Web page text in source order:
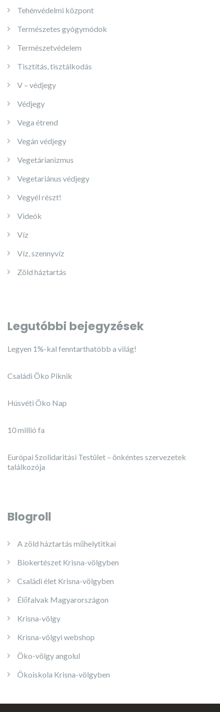
Tehénvédelmi központ
Természetes gyógymódok
Természetvédelem
Tisztítás, tisztálkodás
V – védjegy
Védjegy
Vega étrend
Vegán védjegy
Vegetárianizmus
Vegetariánus védjegy
Vegyél részt!
Videók
Víz
Víz, szennyvíz
Zöld háztartás
Legutóbbi bejegyzések
Legyen 1%-kal fenntarthatóbb a világ!
Családi Öko Piknik
Húsvéti Öko Nap
10 millió fa
Európai Szolidaritási Testület – önkéntes szervezetek
találkozója
Blogroll
A zöld háztartás műhelytitkai
Biokertészet Krisna-völgyben
Családi élet Krisna-völgyben
Élőfalvak Magyarországon
Krisna-völgy
Krisna-völgyi webshop
Öko-völgy angolul
Ökoiskola Krisna-völgyben